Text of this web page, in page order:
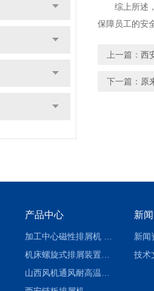
综上所述
保障员工的安
上一篇： 西
下一篇： 原
产品中心 新
新闻
技术